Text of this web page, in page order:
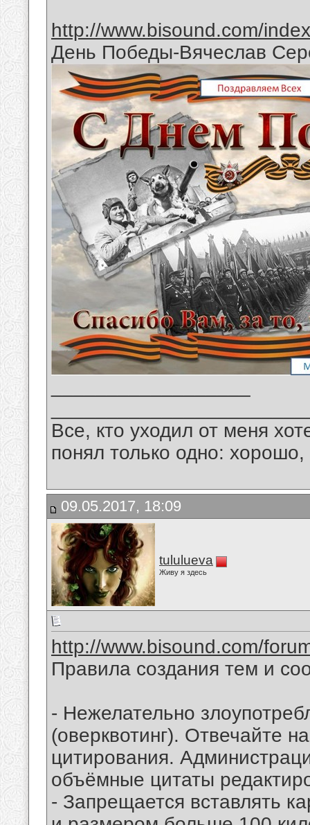
http://www.bisound.com/
День Победы-Вячеслав
Все, кто уходил от меня
понял только одно:
09.05.2017, 18:09
tululueva
Живу я здесь
http://www.bisound.com/
Правила создания тем и
- Нежелательно
(оверквотинг). Отвечайте
цитирования.
объёмные цитаты
- Запрещается вставлять